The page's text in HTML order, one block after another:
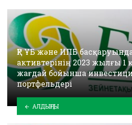
ҚР ҰБ және ИПБ
активтерінің 2023 жылғы 1
жағдай бойынша
портфельдері
АЛДЫҢҒЫ